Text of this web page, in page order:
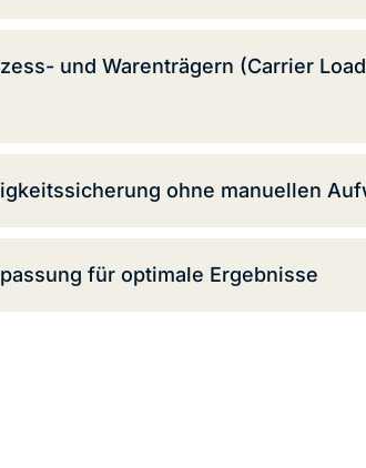
und Warenträgern (Carrier
ohne manuellen
für optimale Ergebnisse